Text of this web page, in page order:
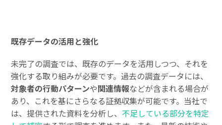
既存データの活用と強化
未完了の調査では、既存のデータを活用しつつ、それを
強化する取り組みが必要です。過去の調査データには、
対象者の行動パターンや関連情報などが含まれる場合が
あり、これを基にさらなる証拠収集が可能です。当社で
は、提供された資料を分析し、 不足している部分を特定